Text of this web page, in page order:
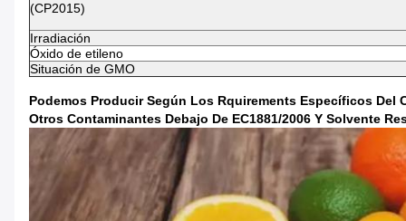
(CP2015)
Irradiación
Óxido de etileno
Situación de GMO
Podemos Producir Según Los Rquirements Específicos Del
Otros Contaminantes Debajo De EC1881/2006 Y Solvente